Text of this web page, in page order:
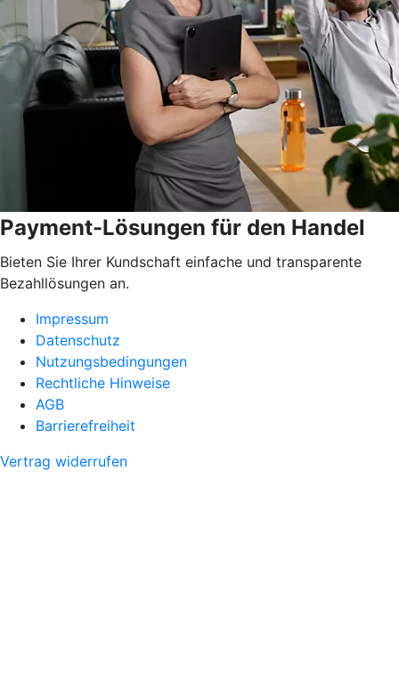
Payment-Lösungen für den Handel
Bieten Sie Ihrer Kundschaft einfache und transparente
Bezahllösungen an.
Impressum
Datenschutz
Nutzungsbedingungen
Rechtliche Hinweise
AGB
Barrierefreiheit
Vertrag widerrufen